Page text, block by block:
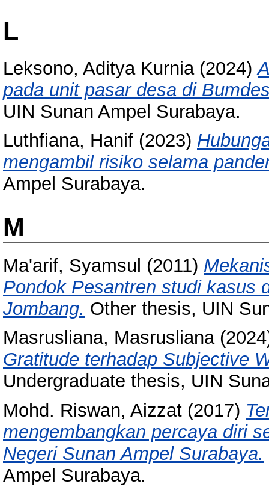
L
Leksono, Aditya Kurnia(2024)
pada unit pasar desa di
UIN Sunan Ampel Surabaya.
Luthfiana, Hanif (2023)
mengambil risiko selama
Ampel Surabaya.
M
Ma'arif, Syamsul (2011)
Pondok Pesantren studi kasus
Jombang. Other thesis, UIN
Masrusliana, Masrusliana
Gratitude terhadap Subjective
Undergraduate thesis, UIN
Mohd. Riswan, Aizzat (2017)
mengembangkan percaya diri
Negeri Sunan Ampel Surabaya.
Ampel Surabaya.